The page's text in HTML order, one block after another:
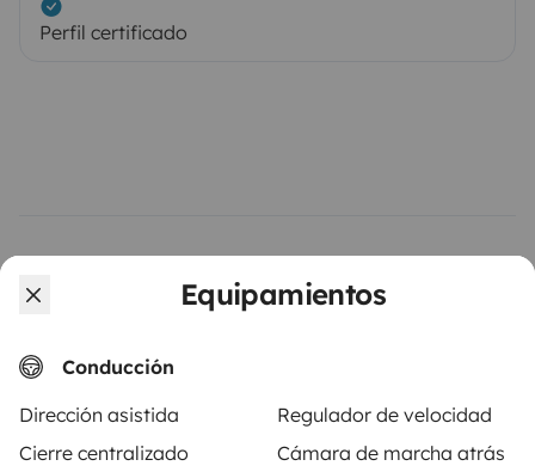
Equipamientos
Conducción
Dirección asistida
Regulador de velocidad
Cierre centralizado
Cámara de marcha atrás
Perfil certificado
Vehículos similares cerca de Lisboa